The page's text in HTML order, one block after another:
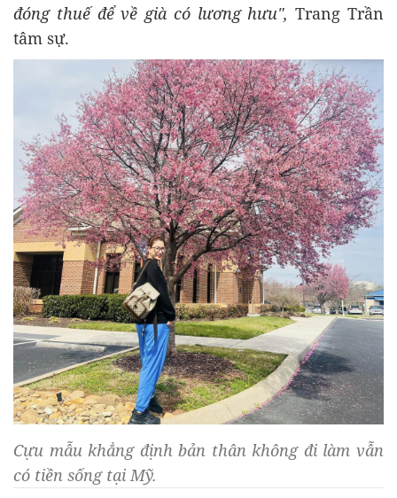
đóng thuế để về già có lương hưu",Trang Trần
tâm sự.
Cựu mẫu khẳng định bản thân không đi làm vẫn
có tiền sống tại Mỹ.